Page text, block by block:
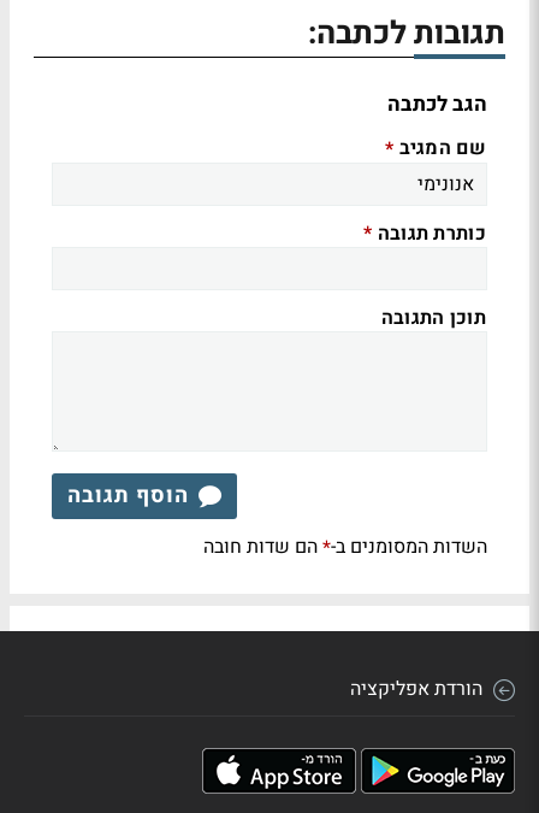
תגובות לכתבה:
הגב לכתבה
שם המגיב *
כותרת תגובה *
תוכן התגובה
הוסף תגובה
השדות המסומנים ב-*הם שדות חובה
הורדת אפליקציה